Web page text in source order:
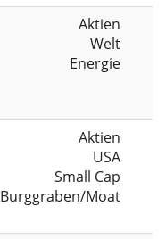
Aktien
Welt
Energie
Aktien
USA
Small Cap
Burggraben/Moat